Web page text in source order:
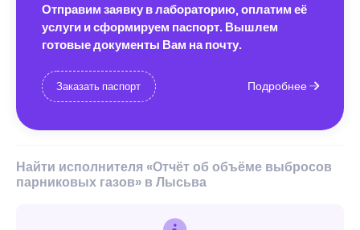
Отправим заявку в лабораторию, оплатим её
услуги и сформируем паспорт. Вышлем
готовые документы Вам на почту.
Заказать паспорт Подробнее
Найти исполнителя «Отчёт об объёме выбросов
парниковых газов» в Лысьва